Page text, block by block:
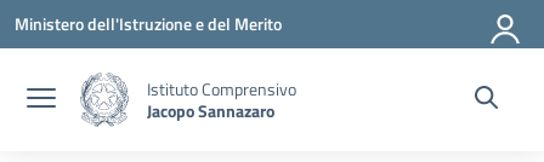
Vai ai contenuti
Vai al menu di navigazione
Vai al footer
Ministero dell'Istruzione e del Merito
Istituto Comprensivo
Jacopo Sannazaro